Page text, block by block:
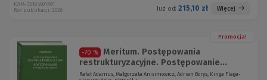
Już od: 215,10 zł Więcej
KAM-7216 W01P01
Rok publikacji: 2026
Promocja!
-70 %
Meritum. Postępowania
restrukturyzacyjne. Postępowanie...
Rafał Adamus, Małgorzata Anisimowicz, Adrian Borys, Kinga Flaga-